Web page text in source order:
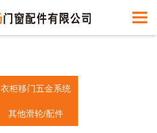
衣柜移门五金系统
其他滑轮/配件